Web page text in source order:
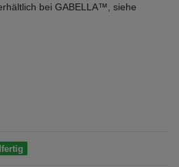
bei GABELLA™, siehe